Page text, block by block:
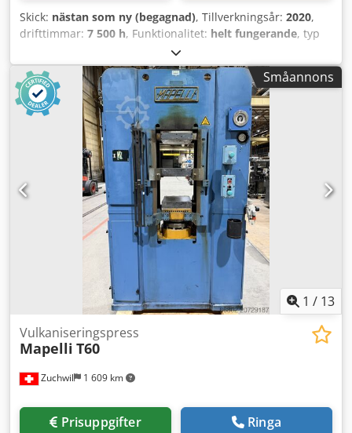
Skick: nästan som ny (begagnad), Tillverkningsår: 2020,
drifttimmar: 7 500 h, Funktionalitet: helt fungerande, typ
, antal injektioner:
nästan nyskick gummi formsprutningsmaskin, årsmodell
2020. Mycket få drifttimmar, väl bevarat skick. Lås-kraft:
600 ton Injektionsvolym: 2500 ccm Värmeplattor: 1200 x
1300 mm FIFO injektionssystem, 2500 bar Kärnlyft för rörlig
platta Kärnlyft för fast platta Databackup på CF-kort
Energibesparing med servopumpsstyrning Djdpfxetu H Ste
Småannons
1 / 13
Zuchwil 1 609 km
Vulkaniseringspress
Mapelli T60
Prisuppgifter Ringa